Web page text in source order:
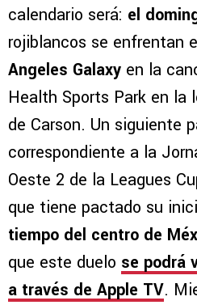
calendario será: el
rojiblancos se enfrentan
Angeles Galaxy en la
Health Sports Park en la
de Carson. Un siguiente
correspondiente a la
Oeste 2 de la Leagues
que tiene pactado su
tiempo del centro de
que este duelo se podrá
a través de Apple TV.